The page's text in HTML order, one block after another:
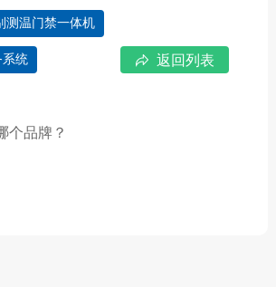
测温门禁一体机
系统 返回列表
个品牌？